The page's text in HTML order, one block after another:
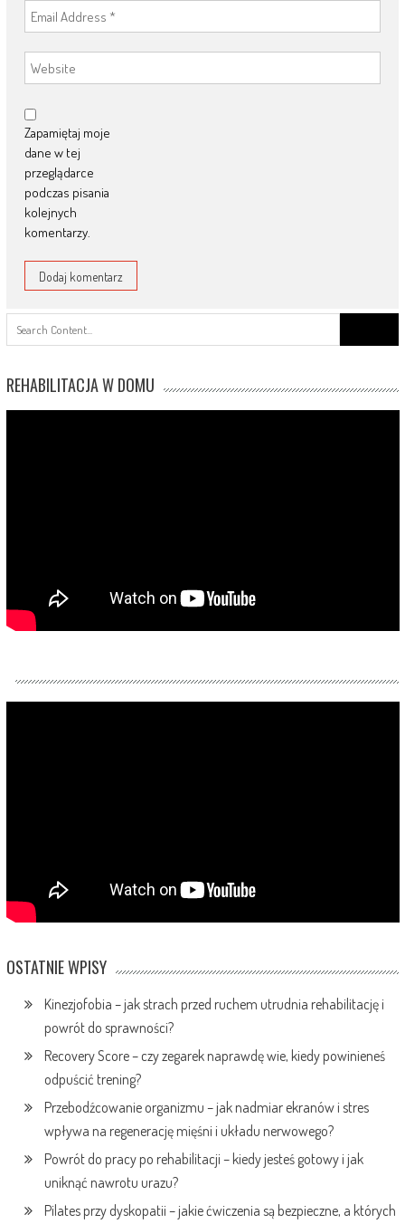
Zapamiętaj moje
dane w tej
przeglądarce
podczas pisania
kolejnych
komentarzy.
for:
REHABILITACJA W DOMU
OSTATNIE WPISY
Kinezjofobia – jak strach przed ruchem utrudnia rehabilitację i
powrót do sprawności?
Recovery Score – czy zegarek naprawdę wie, kiedy powinieneś
odpuścić trening?
Przebodźcowanie organizmu – jak nadmiar ekranów i stres
wpływa na regenerację mięśni i układu nerwowego?
Powrót do pracy po rehabilitacji – kiedy jesteś gotowy i jak
uniknąć nawrotu urazu?
Pilates przy dyskopatii – jakie ćwiczenia są bezpieczne, a których